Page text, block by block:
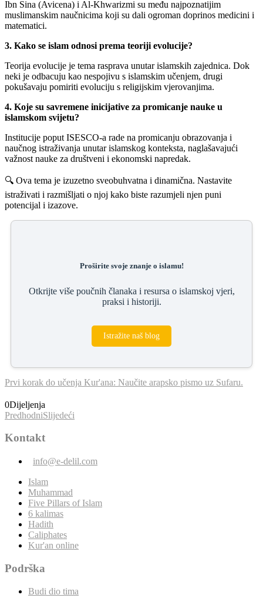
Ibn Sina (Avicena) i Al-Khwarizmi su među najpoznatijim
muslimanskim naučnicima koji su dali ogroman doprinos medicini i
matematici.
3. Kako se islam odnosi prema teoriji evolucije?
Teorija evolucije je tema rasprava unutar islamskih zajednica. Dok
neki je odbacuju kao nespojivu s islamskim učenjem, drugi
pokušavaju pomiriti evoluciju s religijskim vjerovanjima.
4. Koje su savremene inicijative za promicanje nauke u
islamskom svijetu?
Institucije poput ISESCO-a rade na promicanju obrazovanja i
naučnog istraživanja unutar islamskog konteksta, naglašavajući
važnost nauke za društveni i ekonomski napredak.
🔍 Ova tema je izuzetno sveobuhvatna i dinamična. Nastavite
istraživati i razmišljati o njoj kako biste razumjeli njen puni
potencijal i izazove.
Proširite svoje znanje o islamu!
Otkrijte više poučnih članaka i resursa o islamskoj vjeri,
praksi i historiji.
Istražite naš blog
Prvi korak do učenja Kur'ana: Naučite arapsko pismo uz Sufaru.
0Dijeljenja
PredhodniSlijedeći
Kontakt
info@e-delil.com
Islam
Muhammad
Five Pillars of Islam
6 kalimas
Hadith
Caliphates
Kur'an online
Podrška
Budi dio tima